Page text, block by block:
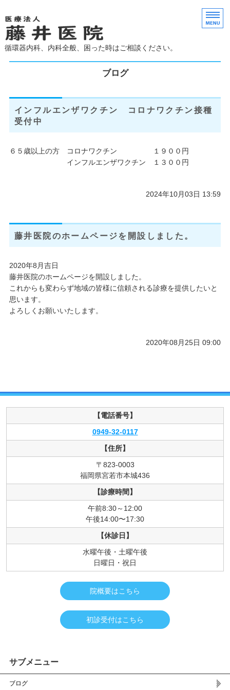
内科・循環器内科の藤
循環器内科、内科全般、困った時はご相談ください。
睡眠時無呼吸症候群
ブログ
インフルエンザワクチン コロナワクチン接種
受付中
６５歳以上の方 コロナワクチン １９００円
インフルエンザワクチン １３００円
2024年10月03日 13:59
藤井医院のホームページを開設しました。
2020年8月吉日
藤井医院のホームページを開設しました。
これからも変わらず地域の皆様に信頼される診療を提供したいと
思います。
よろしくお願いいたします。
2020年08月25日 09:00
【電話番号】
0949-32-0117
【住所】
〒823-0003
福岡県宮若市本城436
【診療時間】
午前8:30～12:00
午後14:00〜17:30
【休診日】
水曜午後・土曜午後
日曜日・祝日
院概要はこちら
初診受付はこちら
サブメニュー
ブログ